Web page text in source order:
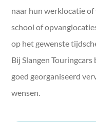
naar hun werklocatie
school of
op het gewenste
Bij Slangen
goed georganiseerd
wensen.